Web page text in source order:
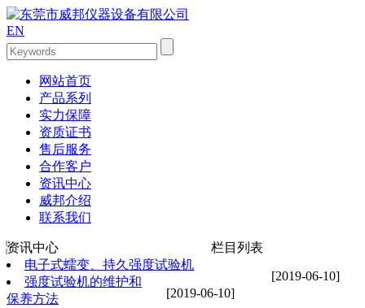
EN
网站首页
产品系列
实力保障
资质证书
售后服务
合作客户
资讯中心
威邦介绍
联系我们
资讯中心 栏目列表
[2019-06-10]
电子式蠕变、持久强度试验机
[2019-06-10]
强度试验机的维护和
保养方法